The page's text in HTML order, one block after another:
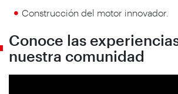
Construcción del motor innovador.
Conoce las
nuestra comunidad